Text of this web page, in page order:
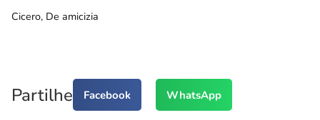
Cicero, De amicizia
Partilhe Facebook WhatsApp